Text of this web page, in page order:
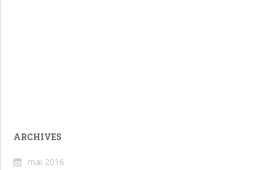
ARCHIVES
mai 2016